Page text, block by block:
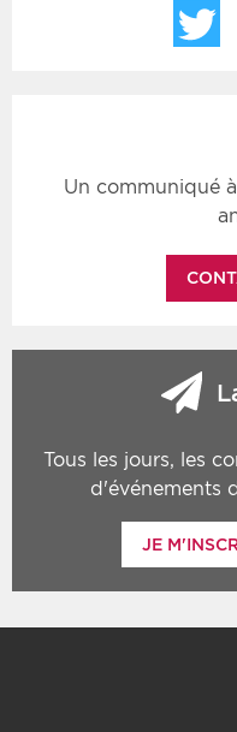
Un communiqué
Tous les jours, les
d'événements
JE